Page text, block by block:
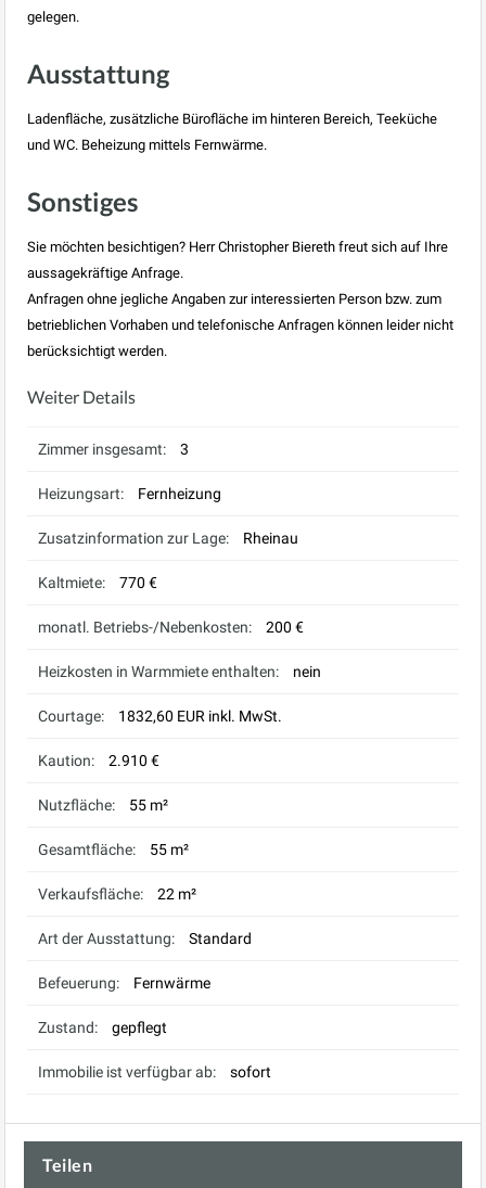
gelegen.
Ausstattung
Ladenfläche, zusätzliche Bürofläche im hinteren Bereich, Teeküche
und WC. Beheizung mittels Fernwärme.
Sonstiges
Sie möchten besichtigen? Herr Christopher Biereth freut sich auf Ihre
aussagekräftige Anfrage.
Anfragen ohne jegliche Angaben zur interessierten Person bzw. zum
betrieblichen Vorhaben und telefonische Anfragen können leider nicht
berücksichtigt werden.
Weiter Details
Zimmer insgesamt: 3
Heizungsart: Fernheizung
Zusatzinformation zur Lage: Rheinau
Kaltmiete: 770 €
monatl. Betriebs-/Nebenkosten: 200 €
Heizkosten in Warmmiete enthalten: nein
Courtage: 1832,60 EUR inkl. MwSt.
Kaution: 2.910 €
Nutzfläche: 55 m²
Gesamtfläche: 55 m²
Verkaufsfläche: 22 m²
Art der Ausstattung: Standard
Befeuerung: Fernwärme
Zustand: gepflegt
Immobilie ist verfügbar ab: sofort
Teilen